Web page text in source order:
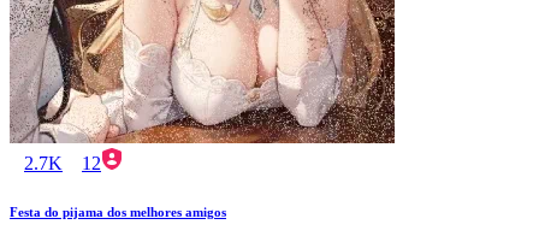
2.7K 12
Festa do pijama dos melhores amigos